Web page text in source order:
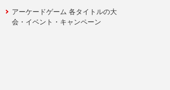
アーケードゲーム 各タイトルの大
会・イベント・キャンペーン